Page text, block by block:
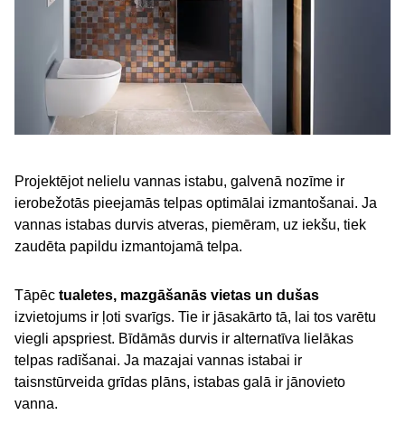
Projektējot nelielu vannas istabu, galvenā nozīme ir
ierobežotās pieejamās telpas optimālai izmantošanai. Ja
vannas istabas durvis atveras, piemēram, uz iekšu, tiek
zaudēta papildu izmantojamā telpa.
Tāpēc tualetes, mazgāšanās vietas un dušas
izvietojums ir ļoti svarīgs. Tie ir jāsakārto tā, lai tos varētu
viegli apspriest. Bīdāmās durvis ir alternatīva lielākas
telpas radīšanai. Ja mazajai vannas istabai ir
taisnstūrveida grīdas plāns, istabas galā ir jānovieto
vanna.